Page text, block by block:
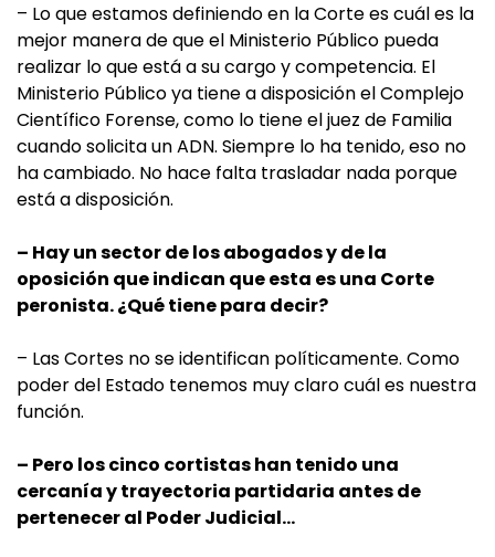
– Lo que estamos definiendo en la Corte es cuál es la
mejor manera de que el Ministerio Público pueda
realizar lo que está a su cargo y competencia. El
Ministerio Público ya tiene a disposición el Complejo
Científico Forense, como lo tiene el juez de Familia
cuando solicita un ADN. Siempre lo ha tenido, eso no
ha cambiado. No hace falta trasladar nada porque
está a disposición.
– Hay un sector de los abogados y de la
oposición que indican que esta es una Corte
peronista. ¿Qué tiene para decir?
– Las Cortes no se identifican políticamente. Como
poder del Estado tenemos muy claro cuál es nuestra
función.
– Pero los cinco cortistas han tenido una
cercanía y trayectoria partidaria antes de
pertenecer al Poder Judicial…